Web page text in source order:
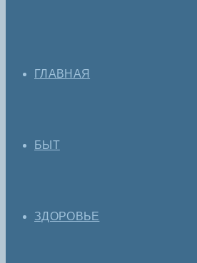
ГЛАВНАЯ
БЫТ
ЗДОРОВЬЕ